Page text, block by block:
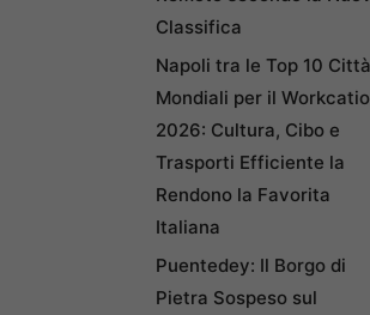
Classifica
Napoli tra le Top 10 Città
Mondiali per il
2026: Cultura, Cibo e
Trasporti Efficiente la
Rendono la Favorita
Italiana
Puentedey: Il Borgo di
Pietra Sospeso sul